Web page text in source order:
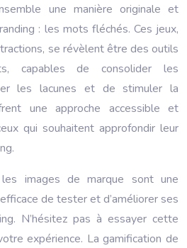
une manière originale et
: les mots fléchés. Ces jeux,
se révèlent être des outils
capables de consolider les
les lacunes et de stimuler la
une approche accessible et
qui souhaitent approfondir leur
images de marque sont une
de tester et d’améliorer ses
N’hésitez pas à essayer cette
expérience. La gamification de